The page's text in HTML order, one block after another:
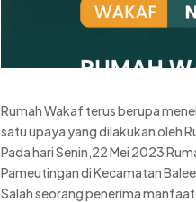
Rumah Wakaf terus berupa
satu upaya yang dilakukan oleh
Pada hari Senin,22 Mei 2023
Pameutingan di Kecamatan
Salah seorang penerima